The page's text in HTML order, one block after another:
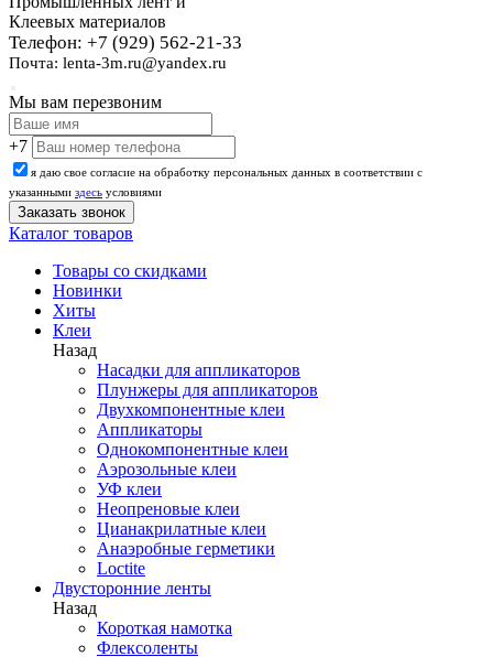
Клеевых материалов
Телефон: +7 (929) 562-21-33
Почта: lenta-3m.ru@yandex.ru
Мы вам перезвоним
+7
я даю свое согласие на обработку персональных данных в соответствии с
указанными здесь условиями
Каталог товаров
Товары со скидками
Новинки
Хиты
Клеи
Назад
Насадки для аппликаторов
Плунжеры для аппликаторов
Двухкомпонентные клеи
Аппликаторы
Однокомпонентные клеи
Аэрозольные клеи
УФ клеи
Неопреновые клеи
Цианакрилатные клеи
Анаэробные герметики
Loctite
Двусторонние ленты
Назад
Короткая намотка
Флексоленты